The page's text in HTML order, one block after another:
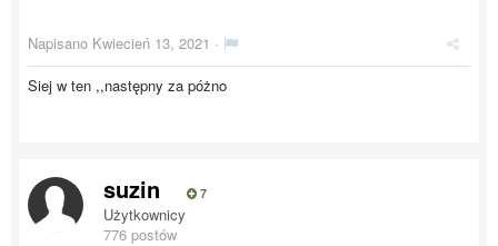
Napisano Kwiecień 13, 2021 ·
Siej w ten ,,następny za póżno
suzin 7
Użytkownicy
776 postów